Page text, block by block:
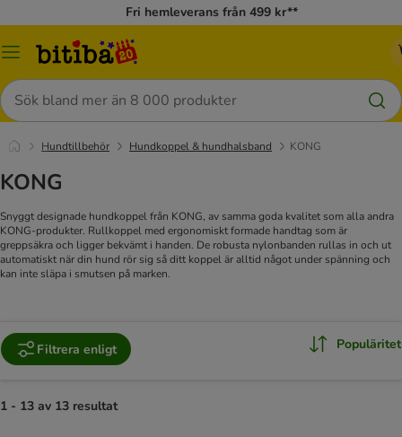
Fri hemleverans från 499 kr**
Meny
Sök
Hundtillbehör Hundkoppel & hundhalsband KONG
KONG
Snyggt designade hundkoppel från KONG, av samma goda kvalitet som alla andra
KONG-produkter. Rullkoppel med ergonomiskt formade handtag som är
greppsäkra och ligger bekvämt i handen. De robusta nylonbanden rullas in och ut
automatiskt när din hund rör sig så ditt koppel är alltid något under spänning och
kan inte släpa i smutsen på marken.
Filtrera enligt Populäritet
1 - 13 av 13 resultat